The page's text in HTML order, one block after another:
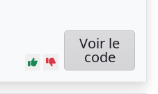
Voir le
code